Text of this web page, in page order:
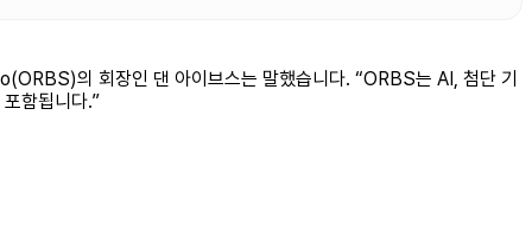
의 회장인 댄 아이브스는 말했습니다. “ORBS는 AI, 첨단 기
함됩니다.”